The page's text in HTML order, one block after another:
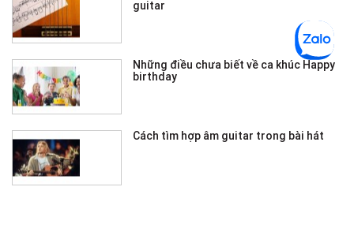
guitar
Những điều chưa biết về ca khúc Happy
birthday
Cách tìm hợp âm guitar trong bài hát